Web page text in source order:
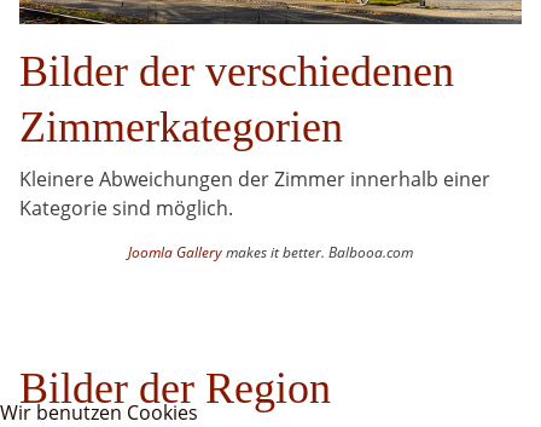
Bilder der verschiedenen
Zimmerkategorien
Kleinere Abweichungen der Zimmer innerhalb einer
Kategorie sind möglich.
Joomla Gallerymakes it better. Balbooa.com
Bilder der Region
Wir benutzen Cookies